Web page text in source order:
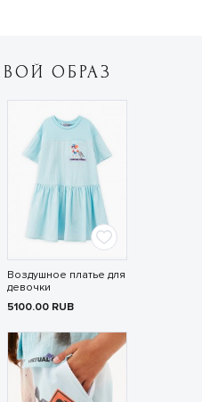
ОБРАЗ
Воздушное платье для
девочки
5100.00 RUB